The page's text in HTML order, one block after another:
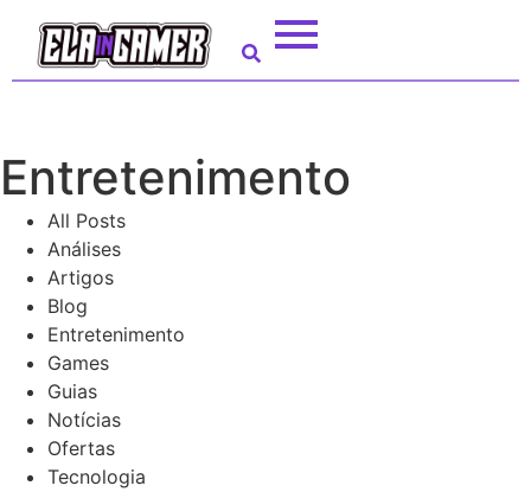
Entretenimento
All Posts
Análises
Artigos
Blog
Entretenimento
Games
Guias
Notícias
Ofertas
Tecnologia